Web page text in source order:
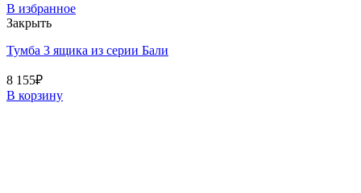
В избранное
Закрыть
Тумба 3 ящика из серии Бали
8 155₽
В корзину